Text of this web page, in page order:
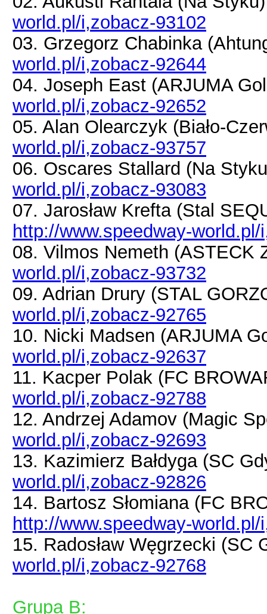
world.pl/i,zobacz-93102
03. Grzegorz Chabinka
world.pl/i,zobacz-92644
04. Joseph East (ARJUMA
world.pl/i,zobacz-92652
05. Alan Olearczyk (Biało-
world.pl/i,zobacz-93757
06. Oscares Stallard (Na
world.pl/i,zobacz-93083
07. Jarosław Krefta (Stal
http://www.speedway-
08. Vilmos Nemeth (ASTECK
world.pl/i,zobacz-93732
09. Adrian Drury (STAL
world.pl/i,zobacz-92765
10. Nicki Madsen (ARJUMA
world.pl/i,zobacz-92637
11. Kacper Polak (FC
world.pl/i,zobacz-92788
12. Andrzej Adamov (Magic
world.pl/i,zobacz-92693
13. Kazimierz Bałdyga (SC
world.pl/i,zobacz-92826
14. Bartosz Słomiana (FC
http://www.speedway-
15. Radosław Węgrzecki (SC
world.pl/i,zobacz-92768
Grupa B: